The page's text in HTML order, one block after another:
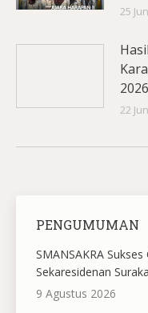
25
22
PENGUMUMAN
SMANSAKRA
Sekaresidenan
9 Agustus 2026